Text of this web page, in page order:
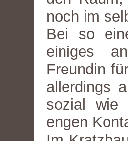
noch im
Bei so
einiges
Freundin
allerdings
sozial wie
engen